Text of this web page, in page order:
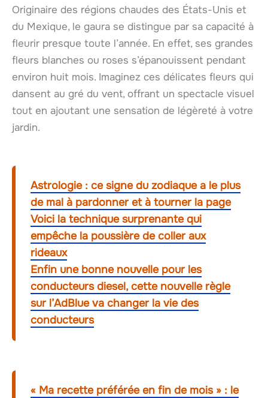
Originaire des régions chaudes des États-Unis et
du Mexique, le gaura se distingue par sa capacité à
fleurir presque toute l’année. En effet, ses grandes
fleurs blanches ou roses s’épanouissent pendant
environ huit mois. Imaginez ces délicates fleurs qui
dansent au gré du vent, offrant un spectacle visuel
tout en ajoutant une sensation de légèreté à votre
jardin.
Astrologie : ce signe du zodiaque a le plus
de mal à pardonner et à tourner la page
Voici la technique surprenante qui
empêche la poussière de coller aux
rideaux
Enfin une bonne nouvelle pour les
conducteurs diesel, cette nouvelle règle
sur l’AdBlue va changer la vie des
conducteurs
« Ma recette préférée en fin de mois » : le